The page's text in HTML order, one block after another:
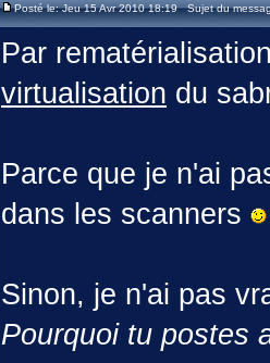
Posté le: Jeu 15 Avr 2010 18:19 Sujet du
Par
virtualisation du
Parce que je n'ai
dans les scanners
Sinon, je n'ai pas
Pourquoi tu postes